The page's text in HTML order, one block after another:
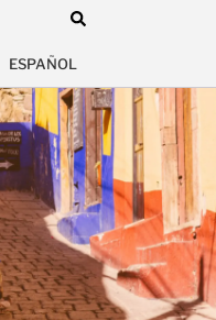
ESPAÑOL